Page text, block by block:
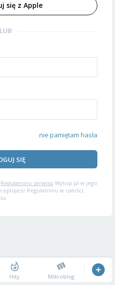
się z Apple
LUB
nie pamiętam hasła
SIĘ
Regulaminu serwisu Wykop.pl w jego
Regulaminu w całości,
Hity Mikroblog